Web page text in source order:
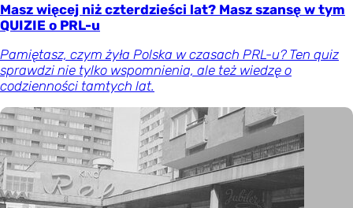
Masz więcej niż czterdzieści lat? Masz szansę w tym
QUIZIE o PRL-u
Pamiętasz, czym żyła Polska w czasach PRL-u? Ten quiz
sprawdzi nie tylko wspomnienia, ale też wiedzę o
codzienności tamtych lat.